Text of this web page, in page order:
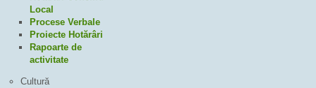
Local
Procese Verbale
Proiecte Hotărâri
Rapoarte de
activitate
Cultură